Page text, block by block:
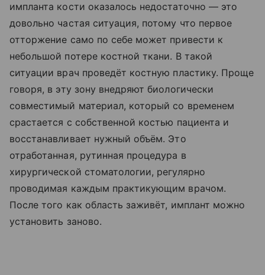
импланта кости оказалось недостаточно — это
довольно частая ситуация, потому что первое
отторжение само по себе может привести к
небольшой потере костной ткани. В такой
ситуации врач проведёт костную пластику. Проще
говоря, в эту зону внедряют биологически
совместимый материал, который со временем
срастается с собственной костью пациента и
восстанавливает нужный объём. Это
отработанная, рутинная процедура в
хирургической стоматологии, регулярно
проводимая каждым практикующим врачом.
После того как область заживёт, имплант можно
установить заново.